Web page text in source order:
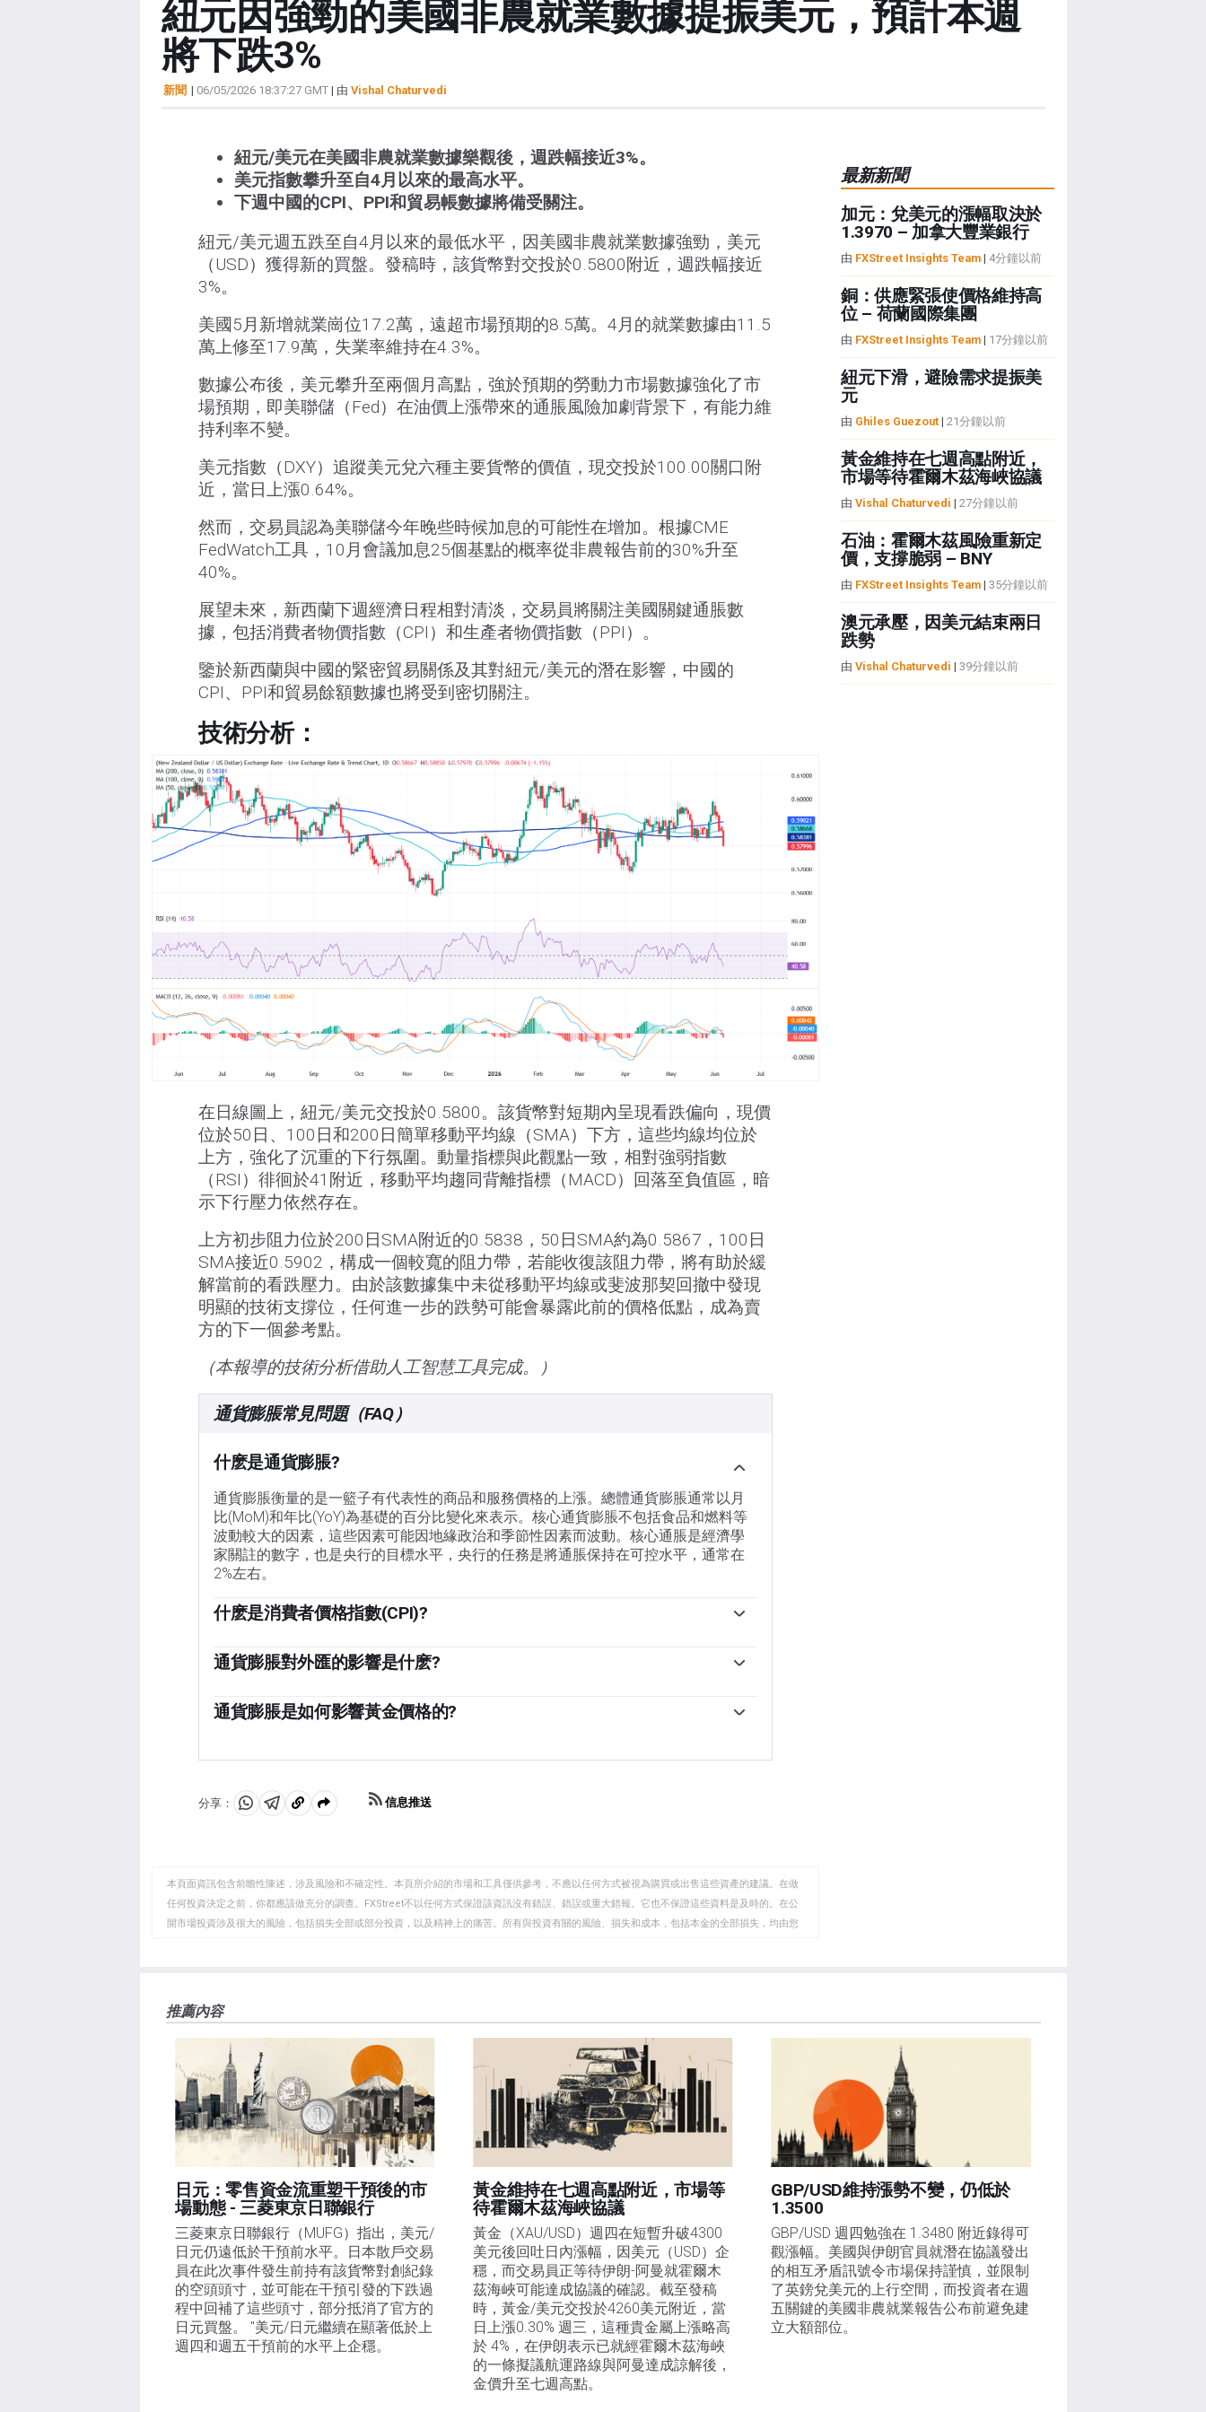
紐元因強勁的美國非農就業數據提振美元，預計本週
將下跌3%
新聞 | 06/05/2026 18:37:27 GMT| 由 Vishal Chaturvedi
紐元/美元在美國非農就業數據樂觀後，週跌幅接近3%。
美元指數攀升至自4月以來的最高水平。
下週中國的CPI、PPI和貿易帳數據將備受關注。
紐元/美元週五跌至自4月以來的最低水平，因美國非農就業數據強勁，美元
（USD）獲得新的買盤。發稿時，該貨幣對交投於0.5800附近，週跌幅接近
3%。
美國5月新增就業崗位17.2萬，遠超市場預期的8.5萬。4月的就業數據由11.5
萬上修至17.9萬，失業率維持在4.3%。
數據公布後，美元攀升至兩個月高點，強於預期的勞動力市場數據強化了市
場預期，即美聯儲（Fed）在油價上漲帶來的通脹風險加劇背景下，有能力維
持利率不變。
美元指數（DXY）追蹤美元兌六種主要貨幣的價值，現交投於100.00關口附
近，當日上漲0.64%。
然而，交易員認為美聯儲今年晚些時候加息的可能性在增加。根據CME
FedWatch工具，10月會議加息25個基點的概率從非農報告前的30%升至
40%。
展望未來，新西蘭下週經濟日程相對清淡，交易員將關注美國關鍵通脹數
據，包括消費者物價指數（CPI）和生產者物價指數（PPI）。
鑒於新西蘭與中國的緊密貿易關係及其對紐元/美元的潛在影響，中國的
CPI、PPI和貿易餘額數據也將受到密切關注。
技術分析：
在日線圖上，紐元/美元交投於0.5800。該貨幣對短期內呈現看跌偏向，現價
位於50日、100日和200日簡單移動平均線（SMA）下方，這些均線均位於
上方，強化了沉重的下行氛圍。動量指標與此觀點一致，相對強弱指數
（RSI）徘徊於41附近，移動平均趨同背離指標（MACD）回落至負值區，暗
示下行壓力依然存在。
上方初步阻力位於200日SMA附近的0.5838，50日SMA約為0.5867，100日
SMA接近0.5902，構成一個較寬的阻力帶，若能收復該阻力帶，將有助於緩
解當前的看跌壓力。由於該數據集中未從移動平均線或斐波那契回撤中發現
明顯的技術支撐位，任何進一步的跌勢可能會暴露此前的價格低點，成為賣
方的下一個參考點。
（本報導的技術分析借助人工智慧工具完成。）
通貨膨脹常見問題（FAQ）
什麽是通貨膨脹?
通貨膨脹衡量的是一籃子有代表性的商品和服務價格的上漲。總體通貨膨脹通常以月
比(MoM)和年比(YoY)為基礎的百分比變化來表示。核心通貨膨脹不包括食品和燃料等
波動較大的因素，這些因素可能因地緣政治和季節性因素而波動。核心通脹是經濟學
家關註的數字，也是央行的目標水平，央行的任務是將通脹保持在可控水平，通常在
2%左右。
什麽是消費者價格指數(CPI)?
比(MoM)和年同比(YoY)的百分比變化來表示。核心CPI是各國央行的目標，因為它不包
然，當它低於2%時。由於較高的利率對貨幣有利，較高的通貨膨脹通常會導致貨幣走
強。當通脹下降時，情況正好相反。
通貨膨脹對外匯的影響是什麽?
因為央行通常會提高利率以對抗更高的通脹，這會吸引更多的全球資本流入，這些投
通貨膨脹是如何影響黃金價格的?
極端動蕩時期仍然會購買黃金，因為它具有避險屬性，但大多數時候並非如此。這是
因為相對於有息資產或將錢存入現金存款賬戶，它們增加了持有黃金的機會成本。另
一方面，較低的通脹往往對黃金有利，因為它會降低利率，使這種明亮的金屬成為更
分享：
分
WhatsApp
分
Telegram
複
剪
貼
板
信息推送
本頁面資訊包含前瞻性陳述，涉及風險和不確定性。本頁所介紹的市場和工具僅供參考，不應以任何方式被視為購買或出售這些資產的建議。在做
任何投資決定之前，你都應該做充分的調查。FXStreet不以任何方式保證該資訊沒有錯誤、錯誤或重大錯報。它也不保證這些資料是及時的。在公
開市場投資涉及很大的風險，包括損失全部或部分投資，以及精神上的痛苦。所有與投資有關的風險、損失和成本，包括本金的全部損失，均由您
FXStreet和作者不提供個性化的建議。作者對該資訊的準確性、完整性或適用性不作任何陳述。FXStreet和作者將不承擔任何錯誤，遺漏或任何損
失，傷害或損害由此資訊及其顯示或使用引起的。錯誤和遺漏除外。本文作者和FXStreet並非註冊投資顧問，本文內容無意提供任何投資建議。
最新新聞
加元：兌美元的漲幅取決於
1.3970 – 加拿大豐業銀行
由 FXStreet Insights Team| 4分鐘以前
銅：供應緊張使價格維持高
位 – 荷蘭國際集團
由 FXStreet Insights Team| 17分鐘以前
紐元下滑，避險需求提振美
元
由 Ghiles Guezout| 21分鐘以前
黃金維持在七週高點附近，
市場等待霍爾木茲海峽協議
由 Vishal Chaturvedi | 27分鐘以前
石油：霍爾木茲風險重新定
價，支撐脆弱 – BNY
由 FXStreet Insights Team| 35分鐘以前
澳元承壓，因美元結束兩日
跌勢
由 Vishal Chaturvedi | 39分鐘以前
推薦內容
日元：零售資金流重塑干預後的市
場動態 - 三菱東京日聯銀行
三菱東京日聯銀行（MUFG）指出，美元/
日元仍遠低於干預前水平。日本散戶交易
員在此次事件發生前持有該貨幣對創紀錄
的空頭頭寸，並可能在干預引發的下跌過
程中回補了這些頭寸，部分抵消了官方的
日元買盤。 "美元/日元繼續在顯著低於上
週四和週五干預前的水平上企穩。
黃金維持在七週高點附近，市場等
待霍爾木茲海峽協議
黃金（XAU/USD）週四在短暫升破4300
美元後回吐日內漲幅，因美元（USD）企
穩，而交易員正等待伊朗-阿曼就霍爾木
茲海峽可能達成協議的確認。截至發稿
時，黃金/美元交投於4260美元附近，當
日上漲0.30% 週三，這種貴金屬上漲略高
於 4%，在伊朗表示已就經霍爾木茲海峽
的一條擬議航運路線與阿曼達成諒解後，
金價升至七週高點。
GBP/USD維持漲勢不變，仍低於
1.3500
GBP/USD 週四勉強在 1.3480 附近錄得可
觀漲幅。美國與伊朗官員就潛在協議發出
的相互矛盾訊號令市場保持謹慎，並限制
了英鎊兌美元的上行空間，而投資者在週
五關鍵的美國非農就業報告公布前避免建
立大額部位。